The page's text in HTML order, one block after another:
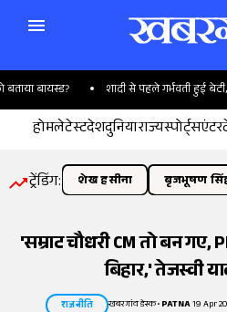
बायस्ड? शादी से पहले गर्भवती हुई बेटी,
होमलेटेस्टदेशदुनियाराज्यस्पोर्ट्स
ट्रेंडिंग: शेख हसीना बृजभूषण
'सम्राट चौधरी CM तो बन
बिहार,' तेजस्वी
राजनीति खबरगांव डेस्क•PATNA19 Apr